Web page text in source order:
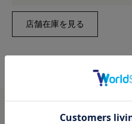
※新宿オカダヤ本店お取り扱